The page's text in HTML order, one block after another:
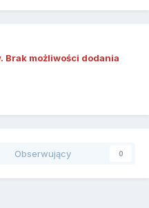
Brak możliwości dodania
Obserwujący 0